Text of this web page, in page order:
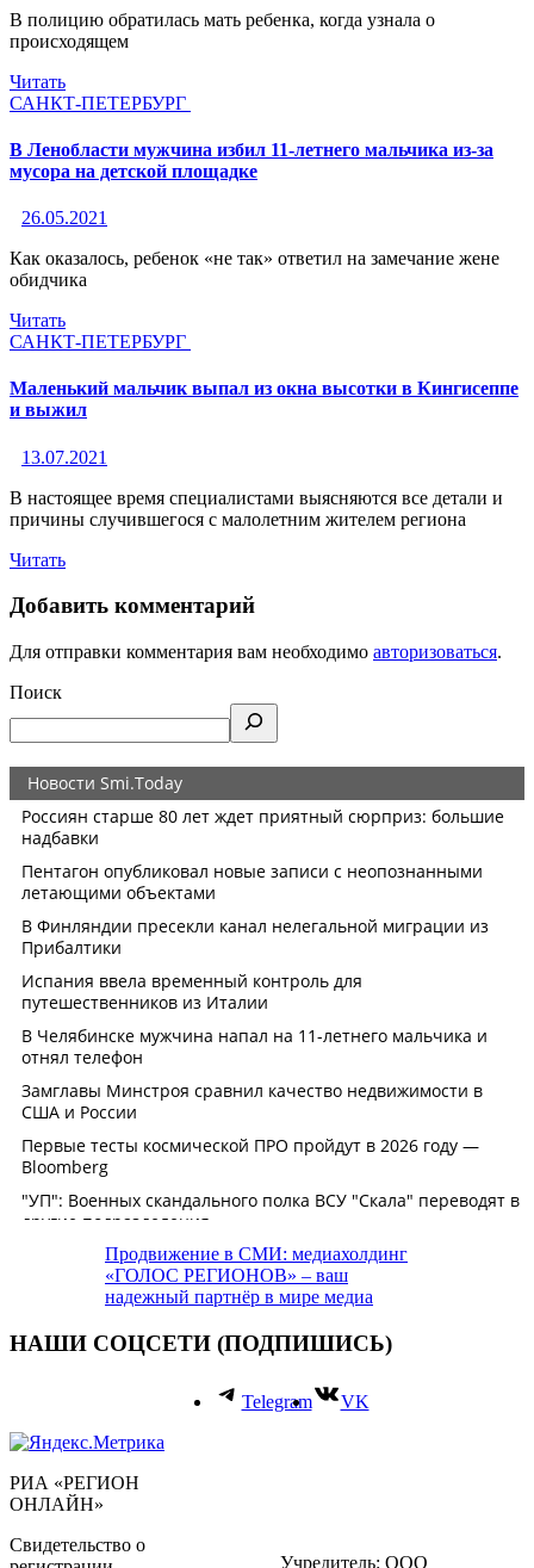
В полицию обратилась мать ребенка, когда узнала о
происходящем
Читать
САНКТ-ПЕТЕРБУРГ
В Ленобласти мужчина избил 11-летнего мальчика из-за
мусора на детской площадке
26.05.2021
Как оказалось, ребенок «не так» ответил на замечание жене
обидчика
Читать
САНКТ-ПЕТЕРБУРГ
Маленький мальчик выпал из окна высотки в Кингисеппе
и выжил
13.07.2021
В настоящее время специалистами выясняются все детали и
причины случившегося с малолетним жителем региона
Читать
Добавить комментарий
Для отправки комментария вам необходимо авторизоваться.
Поиск
Продвижение в СМИ: медиахолдинг
«ГОЛОС РЕГИОНОВ» – ваш
надежный партнёр в мире медиа
НАШИ СОЦСЕТИ (ПОДПИШИСЬ)
Telegram VK
РИА «РЕГИОН
ОНЛАЙН»
Свидетельство о
Учредитель: ООО